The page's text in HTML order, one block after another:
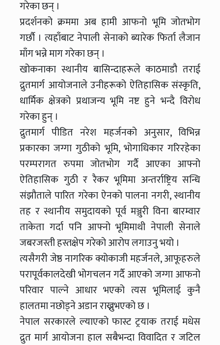
गरेका छन् ।
प्रदर्शनको क्रममा अब हामी आफनो भूमि जोतभोग
गर्छौ । त्यहाँबाट नेपाली सेनाको ब्यारेक फिर्ता लैजान
माँग भन्ने माग गरेका छन् ।
खोकनाका स्थानीय बासिन्दाहरूले काठमाडौ तराई
द्रुतमार्ग आयोजनाले उनीहरूको ऐतिहासिक संस्कृति,
धार्मिक क्षेत्रको प्रथाजन्य भूमि नष्ट हुने भन्दै विरोध
गरेका हुन् ।
द्रुतमार्ग पीडित नरेश महर्जनको अनुसार, विभिन्न
प्रकारका जग्गा गुठीको भूमि, भोगाधिकार गरिरहेका
परम्परागत रुपमा जोतभोग गर्दै आएका आफ्नो
ऐतिहासिक गुठी र रैकर भूमिमा अन्तर्राष्ट्रिय सन्धि
संझौताले पारित गरेका ऐनको पालना नगरी, स्थानीय
तह र स्थानीय समुदायको पूर्व मञ्जुरी विना बारम्वार
ताकेता गर्दा पनि आफ्नो भूमिमाथी नेपाली सेनाले
जबरजस्ती हस्तक्षेप गरेको आरोप लगाउनु भयो ।
त्यसैगरी जेष्ठ नागरिक क्योकाजी महर्जनले, आफूहरुले
परापूर्वकालदेखी भोगचलन गर्दै आएको जग्गा आफनो
परिवार पाल्ने आधार भएको त्यस भूमिलाई कुनै
हालतमा नछोड्ने अडान राख्नुभएको छ ।
नेपाल सरकारले ल्याएको फास्ट ट्रयाक तराई मधेस
द्रुत मार्ग आयोजना हाल सबैभन्दा विवादित र जटिल